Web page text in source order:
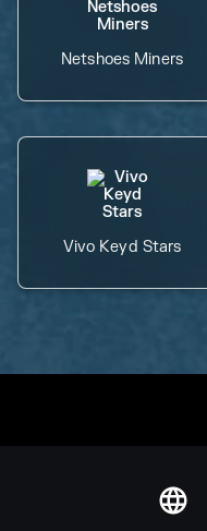
Netshoes Miners
Vivo Keyd Stars